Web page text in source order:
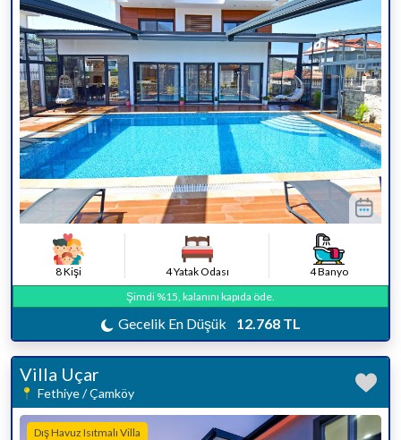
8 Kişi 4 Yatak Odası
4 Banyo
Şimdi %15, kalanını kapıda öde.
Gecelik En Düşük 12.768 TL
Villa Uçar
Fethiye / Çamköy
Dış Havuz Isıtmalı Villa